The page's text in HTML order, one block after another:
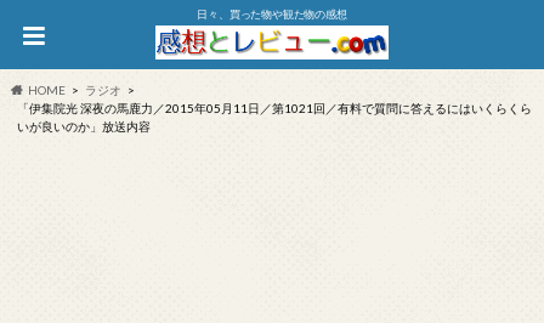
日々、買った物や観た物の感想
HOME
ラジオ
「伊集院光 深夜の馬鹿力／2015年05月11日／第1021回／有料で質問に答えるにはいくらくら
いが良いのか」放送内容